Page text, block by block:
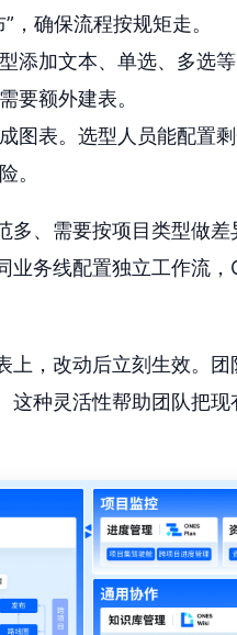
确保流程按规矩走。
添加文本、单选、多选
要额外建表。
图表。选型人员能配置
。
多、需要按项目类型做
务线配置独立工作流
上，改动后立刻生效。
种灵活性帮助团队把